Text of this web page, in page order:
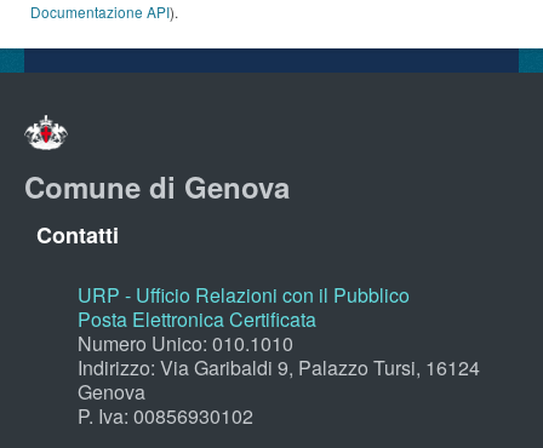
Documentazione API).
Comune di Genova
Contatti
URP - Ufficio Relazioni con il Pubblico
Posta Elettronica Certificata
Numero Unico: 010.1010
Indirizzo: Via Garibaldi 9, Palazzo Tursi, 16124
Genova
P. Iva: 00856930102